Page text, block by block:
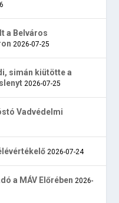
a Belváros
2026-07-25
simán kiütötte a
2026-07-25
Vadvédelmi
2026-07-24
a MÁV Előrében 2026-